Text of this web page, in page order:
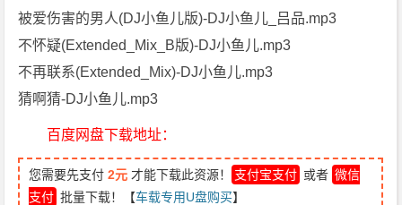
被爱伤害的男人(DJ小鱼儿版)-DJ小鱼儿_吕品.mp3
不怀疑(Extended_Mix_B版)-DJ小鱼儿.mp3
不再联系(Extended_Mix)-DJ小鱼儿.mp3
猜啊猜-DJ小鱼儿.mp3
百度网盘下载地址：
您需要先支付2元 才能下载此资源！ 支付宝支付 或者 微信
支付 批量下载！【车载专用U盘购买】